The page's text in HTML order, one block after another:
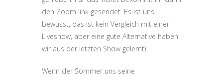
den Zoom link gesendet. Es ist uns
bewusst, das ist kein Vergleich mit einer
Liveshow, aber eine gute Alternative haben
wir aus der letzten Show gelernt)
Wenn der Sommer uns seine